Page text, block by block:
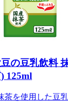
の豆乳飲料
125ml
茶を使用した豆